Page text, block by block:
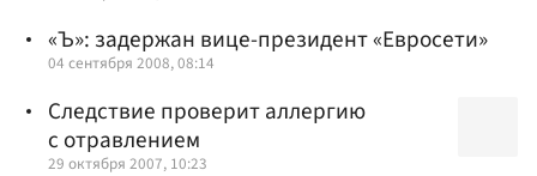
«Ъ»: задержан вице-президент «Евросети»
04 сентября 2008, 08:14
Следствие проверит аллергию
с отравлением
29 октября 2007, 10:23